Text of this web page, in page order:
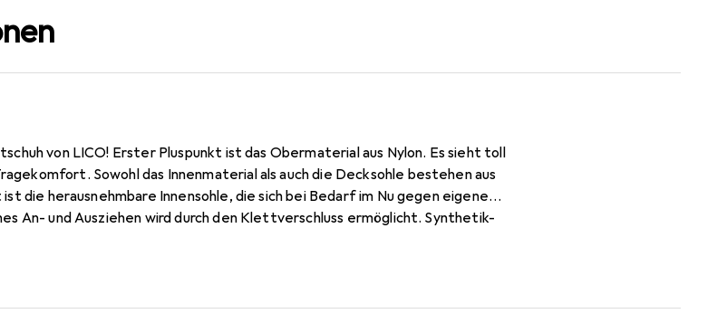
von LICO! Erster Pluspunkt ist das Obermaterial aus Nylon. Es sieht toll
Sowohl das Innenmaterial als auch die Decksohle bestehen aus
die herausnehmbare Innensohle, die sich bei Bedarf im Nu gegen eigene
An- und Ausziehen wird durch den Klettverschluss ermöglicht. Synthetik-
In Kombination mit Jeans und einem angesagten T-Shirt legen Kinder